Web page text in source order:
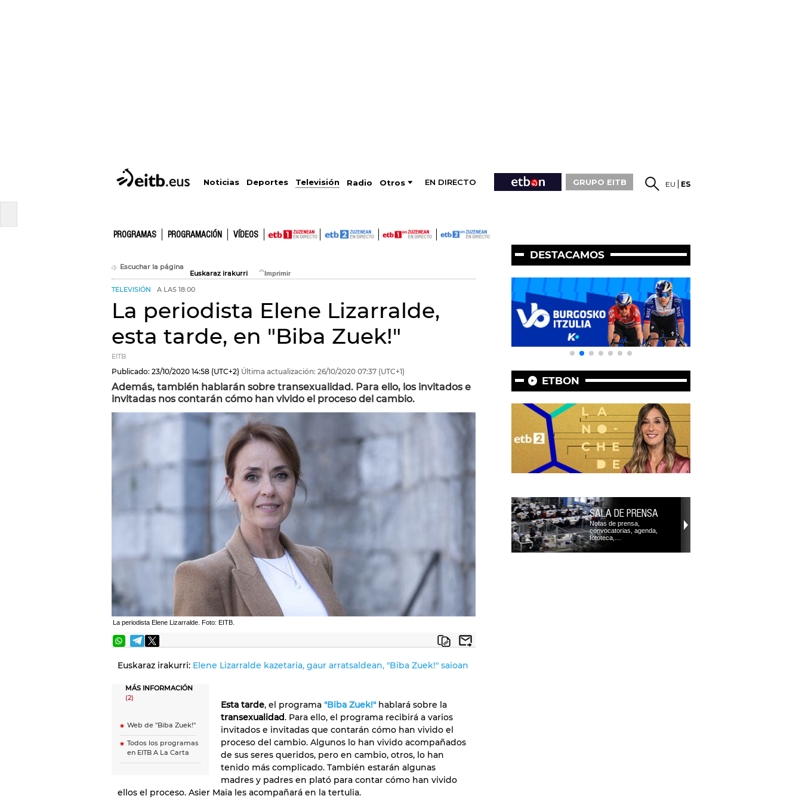
Noticias Deportes Televisión Radio Otros EN DIRECTO GRUPO EITB EU ES
PROGRAMAS PROGRAMACIÓN VÍDEOS
Escuchar la página
Euskaraz irakurri
TELEVISIÓN A LAS 18:00
La periodista Elene Lizarralde,
esta tarde, en "Biba Zuek!"
EITB
Publicado: 23/10/2020 14:58 (UTC+2) Última actualización: 26/10/2020 07:37 (UTC+1)
Además, también hablarán sobre transexualidad. Para ello, los invitados e
invitadas nos contarán cómo han vivido el proceso del cambio.
La periodista Elene Lizarralde. Foto: EITB.
Euskaraz irakurri: Elene Lizarralde kazetaria, gaur arratsaldean, "Biba Zuek!" saioan
MÁS INFORMACIÓN
(2)
Web de ''Biba Zuek!''
Todos los programas
en EITB A La Carta
Esta tarde, el programa "Biba Zuek!"hablará sobre la
transexualidad. Para ello, el programa recibirá a varios
invitados e invitadas que contarán cómo han vivido el
proceso del cambio. Algunos lo han vivido acompañados
de sus seres queridos, pero en cambio, otros, lo han
tenido más complicado. También estarán algunas
madres y padres en plató para contar cómo han vivido
ellos el proceso. Asier Maia les acompañará en la tertulia.
DESTACAMOS
ETBON
SALA DE PRENSA
Notas de prensa,
convocatorias, agenda,
fototeca,…